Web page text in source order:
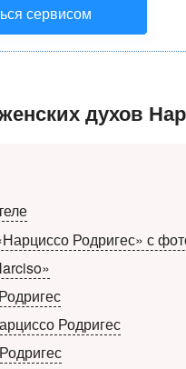
сервисом
духов
Родригес» с
Родригес